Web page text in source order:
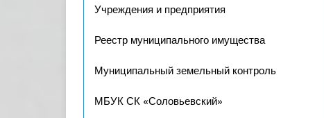
Учреждения и предприятия
Реестр муниципального имущества
Муниципальный земельный контроль
МБУК СК «Соловьевский»